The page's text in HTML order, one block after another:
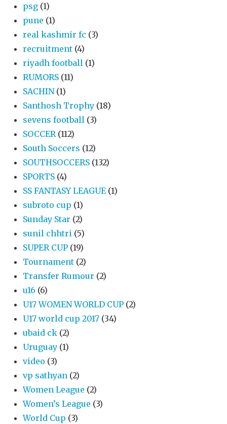
psg (1)
pune (1)
real kashmir fc (3)
recruitment (4)
riyadh football (1)
RUMORS (11)
SACHIN (1)
Santhosh Trophy (18)
sevens football (3)
SOCCER (112)
South Soccers (12)
SOUTHSOCCERS (132)
SPORTS (4)
SS FANTASY LEAGUE (1)
subroto cup (1)
Sunday Star (2)
sunil chhtri (5)
SUPER CUP (19)
Tournament (2)
Transfer Rumour (2)
u16 (6)
U17 WOMEN WORLD CUP (2)
U17 world cup 2017 (34)
ubaid ck (2)
Uruguay (1)
video (3)
vp sathyan (2)
Women League (2)
Women’s League (3)
World Cup (3)